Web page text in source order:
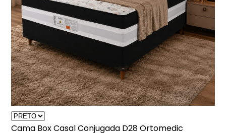
Cama Box Casal Conjugada D28 Ortomedic